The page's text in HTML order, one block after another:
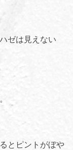
ゼは見えない
とピントがぼや